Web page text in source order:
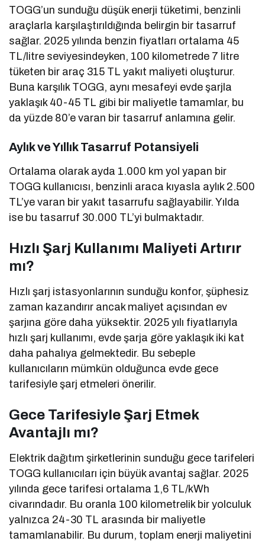
TOGG’un sunduğu düşük enerji tüketimi, benzinli
araçlarla karşılaştırıldığında belirgin bir tasarruf
sağlar. 2025 yılında benzin fiyatları ortalama 45
TL/litre seviyesindeyken, 100 kilometrede 7 litre
tüketen bir araç 315 TL yakıt maliyeti oluşturur.
Buna karşılık TOGG, aynı mesafeyi evde şarjla
yaklaşık 40-45 TL gibi bir maliyetle tamamlar, bu
da yüzde 80’e varan bir tasarruf anlamına gelir.
Aylık ve Yıllık Tasarruf Potansiyeli
Ortalama olarak ayda 1.000 km yol yapan bir
TOGG kullanıcısı, benzinli araca kıyasla aylık 2.500
TL’ye varan bir yakıt tasarrufu sağlayabilir. Yılda
ise bu tasarruf 30.000 TL’yi bulmaktadır.
Hızlı Şarj Kullanımı Maliyeti Artırır
mı?
Hızlı şarj istasyonlarının sunduğu konfor, şüphesiz
zaman kazandırır ancak maliyet açısından ev
şarjına göre daha yüksektir. 2025 yılı fiyatlarıyla
hızlı şarj kullanımı, evde şarja göre yaklaşık iki kat
daha pahalıya gelmektedir. Bu sebeple
kullanıcıların mümkün olduğunca evde gece
tarifesiyle şarj etmeleri önerilir.
Gece Tarifesiyle Şarj Etmek
Avantajlı mı?
Elektrik dağıtım şirketlerinin sunduğu gece tarifeleri
TOGG kullanıcıları için büyük avantaj sağlar. 2025
yılında gece tarifesi ortalama 1,6 TL/kWh
civarındadır. Bu oranla 100 kilometrelik bir yolculuk
yalnızca 24-30 TL arasında bir maliyetle
tamamlanabilir. Bu durum, toplam enerji maliyetini